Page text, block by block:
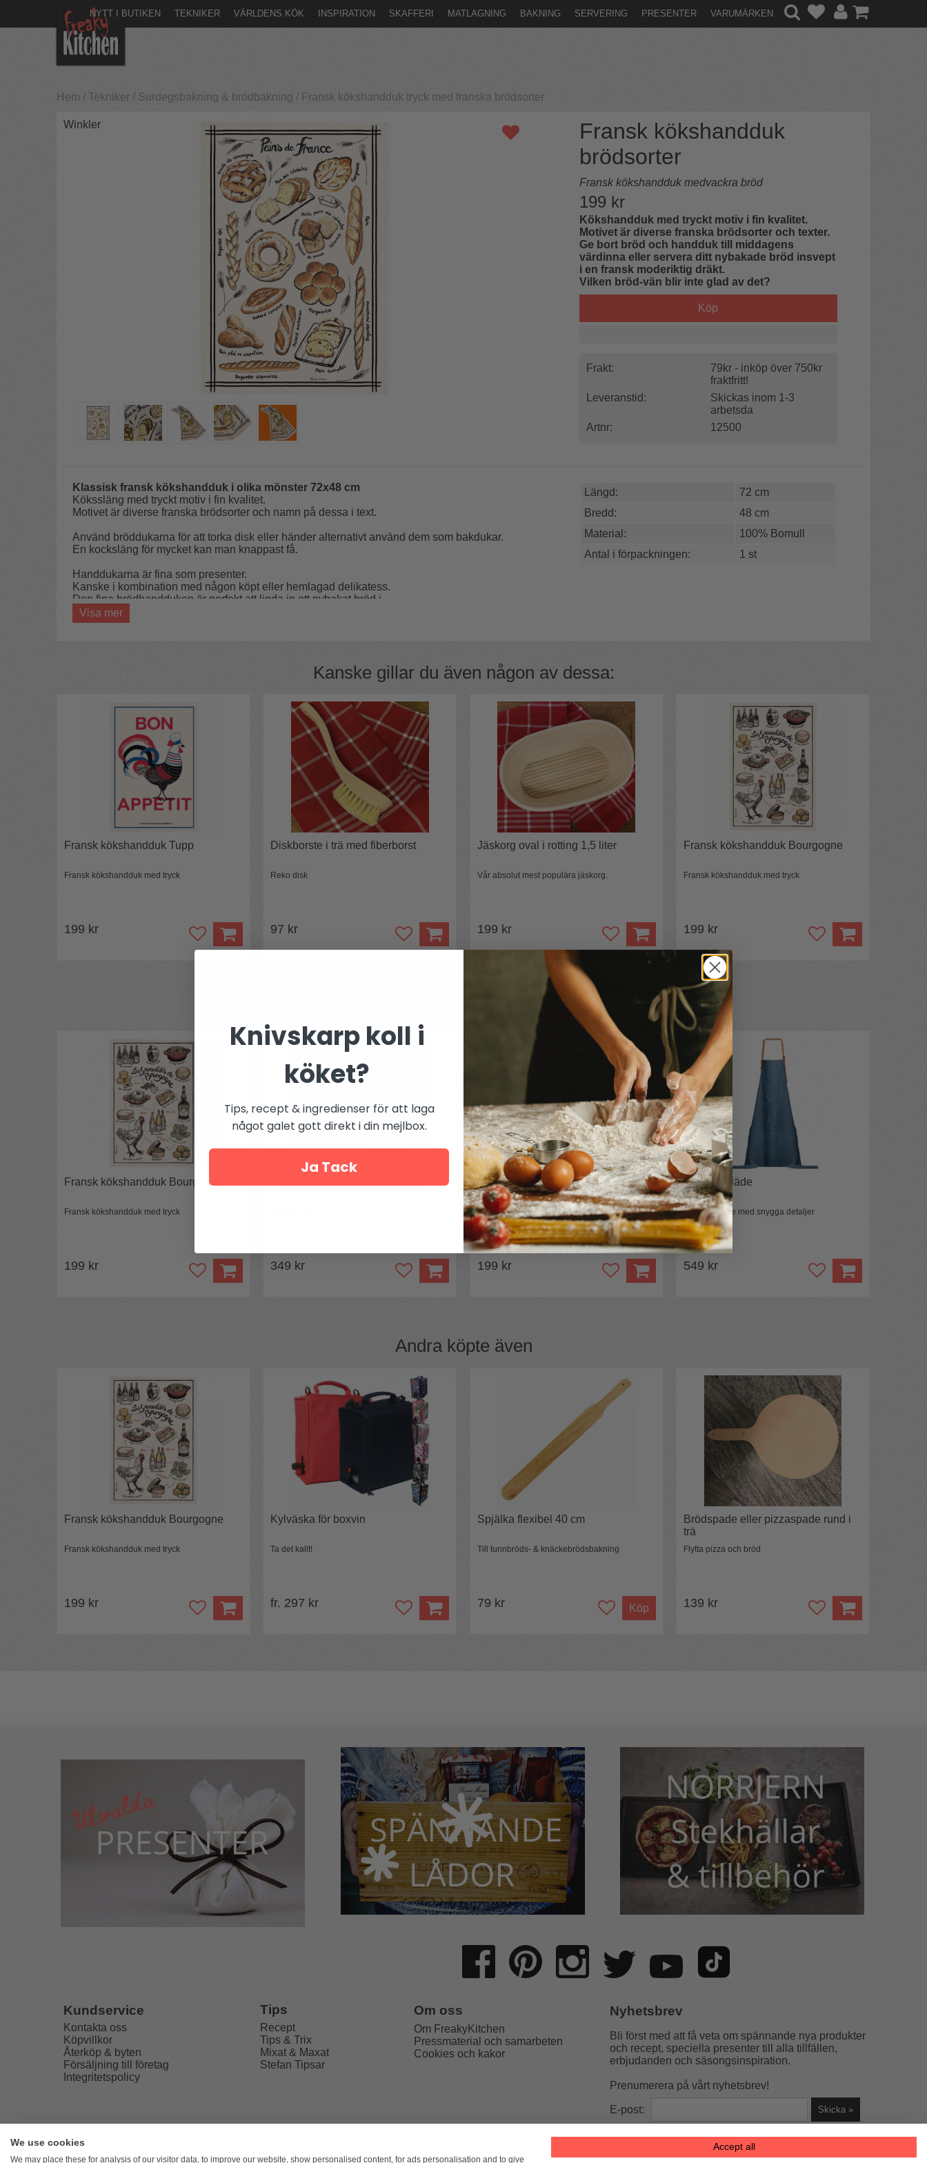
NYTT I BUTIKEN TEKNIKER VÄRLDENS KÖK INSPIRATION SKAFFERI MATLAGNING BAKNING SERVERING PRESENTER VARUMÄRKEN
Hem / Tekniker / Surdegsbakning & brödbakning / Fransk kökshandduk tryck med franska brödsorter
Winkler
Fransk kökshandduk
brödsorter
Fransk kökshandduk medvackra bröd
199 kr
Kökshandduk med tryckt motiv i fin kvalitet.
Motivet är diverse franska brödsorter och texter.
Ge bort bröd och handduk till middagens
värdinna eller servera ditt nybakade bröd insvept
i en fransk moderiktig dräkt.
Vilken bröd-vän blir inte glad av det?
Köp
Frakt:
79kr - inköp över 750kr
fraktfritt!
Leveranstid:
Skickas inom 1-3
arbetsda
Artnr:
12500
Klassisk fransk kökshandduk i olika mönster 72x48 cm
Kökssläng med tryckt motiv i fin kvalitet.
Motivet är diverse franska brödsorter och namn på dessa i text.
Använd bröddukarna för att torka disk eller händer alternativt använd dem som bakdukar.
En kocksläng för mycket kan man knappast få.
Handdukarna är fina som presenter.
Kanske i kombination med någon köpt eller hemlagad delikatess.
Den fina brödhandduken är perfekt att linda in ett nybakat bröd i.
Ge bort bröd och handduk till middagens värdinna eller servera ditt nybakade bröd insvept i
en fransk moderiktig dräkt.
Tvättråd:40°C
Tillverkad i Frankrike.
Visa mer
Längd:
72 cm
Bredd:
48 cm
Material:
100% Bomull
Antal i förpackningen:
1 st
Kanske gillar du även någon av dessa:
Fransk kökshandduk Tupp
Fransk kökshandduk med tryck
199 kr
Diskborste i trä med fiberborst
Reko disk
97 kr
Jäskorg oval i rotting 1,5 liter
Vår absolut mest populära jäskorg.
199 kr
Fransk kökshandduk Bourgogne
Fransk kökshandduk med tryck
199 kr
Fransk kökshandduk Bourgogne
Fransk kökshandduk med tryck
199 kr 349 kr
Fransk kökshandduk Tupp
Fransk kökshandduk med tryck
199 kr
Jeansförkläde
Coolt förkläde med snygga detaljer
549 kr
Andra köpte även
Fransk kökshandduk Bourgogne
Fransk kökshandduk med tryck
199 kr
Kylväska för boxvin
Ta det kallt!
fr. 297 kr
Spjälka flexibel 40 cm
Till tunnbröds- & knäckebrödsbakning
79 kr Köp
Brödspade eller pizzaspade rund i
trä
Flytta pizza och bröd
139 kr
Kundservice
Kontakta oss
Köpvillkor
Återköp & byten
Försäljning till företag
Integritetspolicy
Tips
Recept
Tips & Trix
Mixat & Maxat
Stefan Tipsar
Om oss
Om FreakyKitchen
Pressmaterial och samarbeten
Cookies och kakor
Nyhetsbrev
Bli först med att få veta om spännande nya produkter
och recept, speciella presenter till alla tillfällen,
erbjudanden och säsongsinspiration.
Prenumerera på vårt nyhetsbrev!
E-post:
FreakyKitchen hello@freakykitchen.se Telefon: 076-217 78 58 (mejla helst)
We use cookies
We may place these for analysis of our visitor data, to improve our website, show personalised content, for ads personalisation and to give
Accept all
Knivskarp koll i
köket?
Tips, recept & ingredienser för att laga
något galet gott direkt i din mejlbox.
Ja Tack